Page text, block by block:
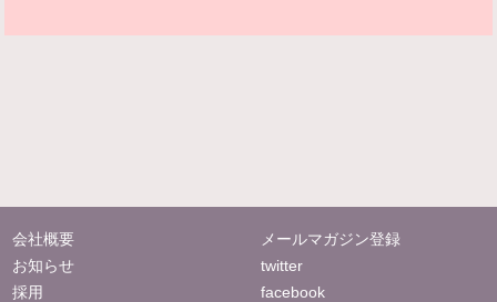
会社概要
お知らせ
採用
メールマガジン登録
twitter
facebook